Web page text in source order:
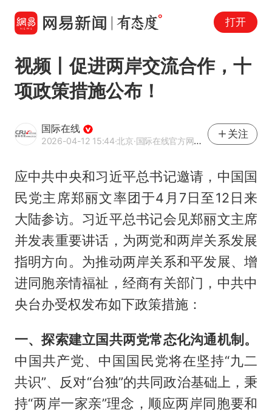
打开
视频丨促进两岸交流合作，十
项政策措施公布！
国际在线
2026-04-12 15:44·北京·国际在线官方网易号
关注
应中共中央和习近平总书记邀请，中国国
民党主席郑丽文率团于4月7日至12日来
大陆参访。习近平总书记会见郑丽文主席
并发表重要讲话，为两党和两岸关系发展
指明方向。为推动两岸关系和平发展、增
进同胞亲情福祉，经商有关部门，中共中
央台办受权发布如下政策措施：
一、探索建立国共两党常态化沟通机制。
中国共产党、中国国民党将在坚持“九二
共识”、反对“台独”的共同政治基础上，秉
持“两岸一家亲”理念，顺应两岸同胞要和